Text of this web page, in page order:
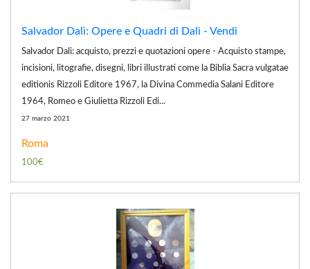
Salvador Dalì: Opere e Quadri di Dalì - Vendi
Salvador Dali: acquisto, prezzi e quotazioni opere - Acquisto stampe,
incisioni, litografie, disegni, libri illustrati come la Biblia Sacra vulgatae
editionis Rizzoli Editore 1967, la Divina Commedia Salani Editore
1964, Romeo e Giulietta Rizzoli Edi...
27 marzo 2021
Roma
100€